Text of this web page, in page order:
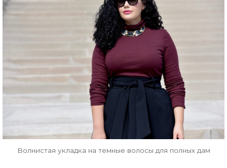
Волнистая укладка на темные волосы для полных дам